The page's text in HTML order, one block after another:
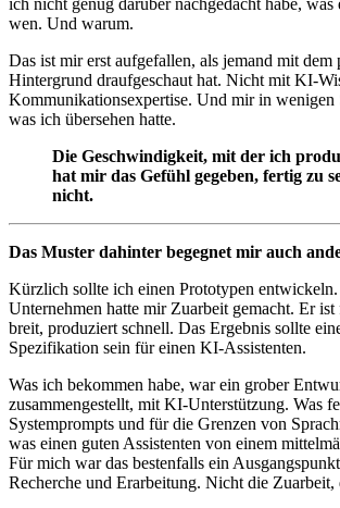
wen. Und warum.
Das ist mir erst aufgefallen, als jemand mit dem
Hintergrund draufgeschaut hat. Nicht mit KI-
Kommunikationsexpertise. Und mir in wenigen
was ich übersehen hatte.
Die Geschwindigkeit, mit der ich
hat mir das Gefühl gegeben, fertig zu
nicht.
Das Muster dahinter begegnet mir auch
Kürzlich sollte ich einen Prototypen
Unternehmen hatte mir Zuarbeit gemacht. Er
breit, produziert schnell. Das Ergebnis sollte
Spezifikation sein für einen KI-Assistenten.
Was ich bekommen habe, war ein grober
zusammengestellt, mit KI-Unterstützung. Was
Systemprompts und für die Grenzen von
was einen guten Assistenten von einem
Für mich war das bestenfalls ein
Recherche und Erarbeitung. Nicht die Zuarbeit,